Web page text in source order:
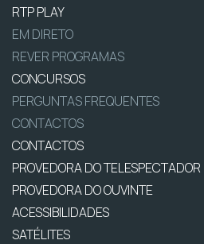
RTP PLAY
EM DIRETO
REVER PROGRAMAS
CONCURSOS
PERGUNTAS FREQUENTES
CONTACTOS
CONTACTOS
PROVEDORA DO TELESPECTADOR
PROVEDORA DO OUVINTE
ACESSIBILIDADES
SATÉLITES